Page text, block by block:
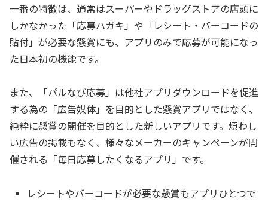
一番の特徴は、通常はスーパーやドラッグストアの店頭に
しかなかった「応募ハガキ」や「レシート・バーコードの
貼付」が必要な懸賞にも、アプリのみで応募が可能になっ
た日本初の機能です。
また、「パルなび応募」は他社アプリダウンロードを促進
する為の「広告媒体」を目的とした懸賞アプリではなく、
純粋に懸賞の開催を目的とした新しいアプリです。煩わし
い広告の掲載もなく、様々なメーカーのキャンペーンが開
催される「毎日応募したくなるアプリ」です。
レシートやバーコードが必要な懸賞もアプリひとつで